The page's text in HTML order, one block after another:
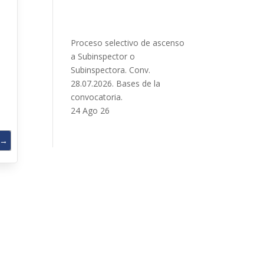
→
Proceso selectivo de ascenso
a Subinspector o
Subinspectora. Conv.
28.07.2026. Bases de la
convocatoria.
24 Ago 26